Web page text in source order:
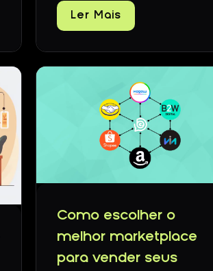
Ler Mais
Como escolher o
melhor marketplace
para vender seus